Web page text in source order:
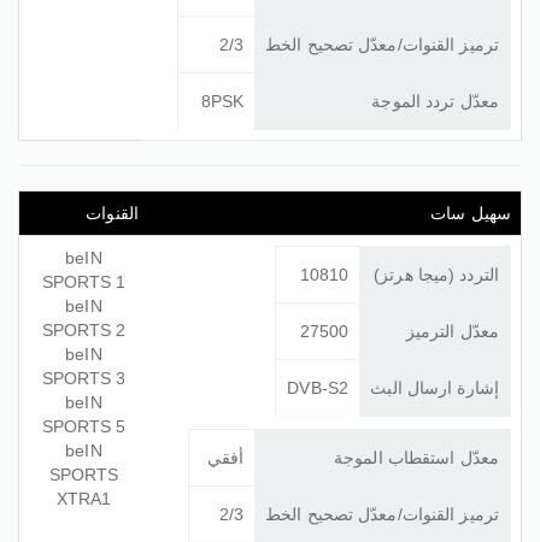
ترميز القنوات/معدّل تصحيح الخط 2/3
معدّل تردد الموجة 8PSK
سهيل سات القنوات
التردد (ميجا هرتز) 10810
معدّل الترميز 27500
إشارة ارسال البث DVB-S2
معدّل استقطاب الموجة أفقي
ترميز القنوات/معدّل تصحيح الخط 2/3
beIN
SPORTS 1
beIN
SPORTS 2
beIN
SPORTS 3
beIN
SPORTS 5
beIN
SPORTS
XTRA1